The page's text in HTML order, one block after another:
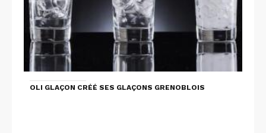
OLI GLAÇON CRÉÉ SES GLAÇONS GRENOBLOIS